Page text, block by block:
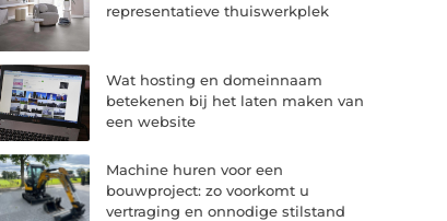
representatieve thuiswerkplek
Wat hosting en domeinnaam
betekenen bij het laten maken van
een website
Machine huren voor een
bouwproject: zo voorkomt u
vertraging en onnodige stilstand